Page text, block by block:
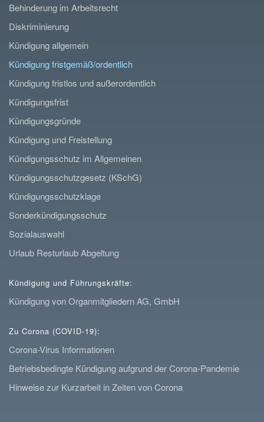
Behinderung im Arbeitsrecht
Diskriminierung
Kündigung allgemein
Kündigung fristgemäß/ordentlich
Kündigung fristlos und außerordentlich
Kündigungsfrist
Kündigungsgründe
Kündigung und Freistellung
Kündigungsschutz im Allgemeinen
Kündigungsschutzgesetz (KSchG)
Kündigungsschutzklage
Sonderkündigungsschutz
Sozialauswahl
Urlaub Resturlaub Abgeltung
Kündigung und Führungskräfte:
Kündigung von Organmitgliedern AG, GmbH
Zu Corona (COVID-19):
Corona-Virus Informationen
Betriebsbedingte Kündigung aufgrund der Corona-Pandemie
Hinweise zur Kurzarbeit in Zeiten von Corona